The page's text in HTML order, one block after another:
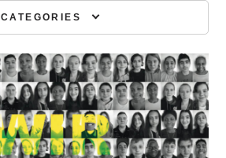
CATEGORIES